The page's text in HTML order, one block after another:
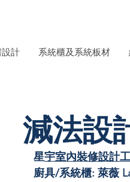
計 系統櫃及系統板材
減法設
星宇室內裝修設計
廚具/系統櫃: 萊薇